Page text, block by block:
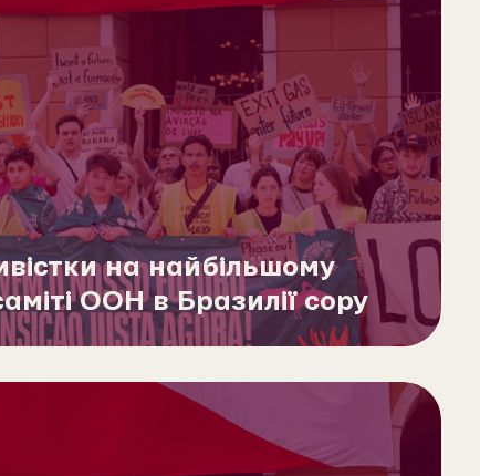
на найбільшому
ООН в Бразилії copy